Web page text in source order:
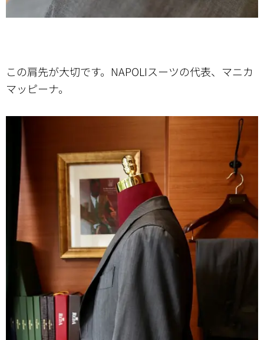
この肩先が大切です。NAPOLIスーツの代表、マニカ
マッピーナ。